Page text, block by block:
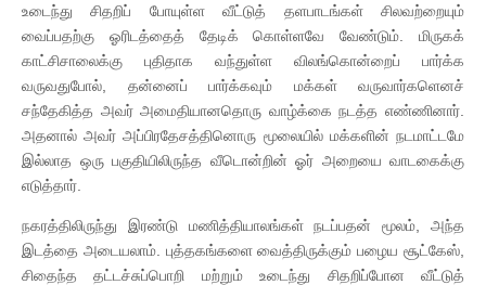
உடைந்து சிதறிப் போயுள்ள வீட்டுத் தளபாடங்கள் சிலவற்றையும்
வைப்பதற்கு ஓரிடத்தைத் தேடிக் கொள்ளவே வேண்டும். மிருகக்
காட்சிசாலைக்கு புதிதாக வந்துள்ள விலங்கொன்றைப் பார்க்க
வருவதுபோல், தன்னைப் பார்க்கவும் மக்கள் வருவார்களெனச்
சந்தேகித்த அவர் அமைதியானதொரு வாழ்க்கை நடத்த எண்ணினார்.
அதனால் அவர் அப்பிரதேசத்தினொரு மூலையில் மக்களின் நடமாட்டமே
இல்லாத ஒரு பகுதியிலிருந்த வீடொன்றின் ஓர் அறையை வாடகைக்கு
எடுத்தார்.
நகரத்திலிருந்து இரண்டு மணித்தியாலங்கள் நடப்பதன் மூலம், அந்த
இடத்தை அடையலாம். புத்தகங்களை வைத்திருக்கும் பழைய சூட்கேஸ்,
சிதைந்த தட்டச்சுப்பொறி மற்றும் உடைந்து சிதறிப்போன வீட்டுத்